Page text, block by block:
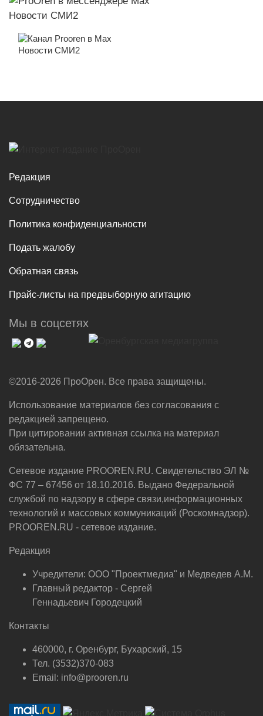
Новости СМИ2
Новости СМИ2
Редакция
Сотрудничество
Политика конфиденциальности
Подать жалобу
Обратная связь
Прайс-листы на предвыборную агитацию
Мы в соцсетях
©2016-2026 ПроОрен. Все права защищены.
Использование материалов без согласования с
редакцией запрещено.
При цитировании активная ссылка на материал
обязательна.
Сетевое издание PROOREN.RU. Свидетельство ЭЛ №
ФС 77 – 67456 от 18.10.2016. Выдано Федеральной
службой по надзору в сфере связи,информационных
технологий и массовых коммуникаций (Роскомнадзор).
PROOREN.RU - сетевое издание.
Редакция
Учредители: ООО "Проектмедиа" и Медведев А.М.
Главный редактор - Сергей
Геннадьевич Городецкий
Контакты
460000, г. Оренбург, Бухарский, 15
Тел. (3532)370-083
Email: info@prooren.ru